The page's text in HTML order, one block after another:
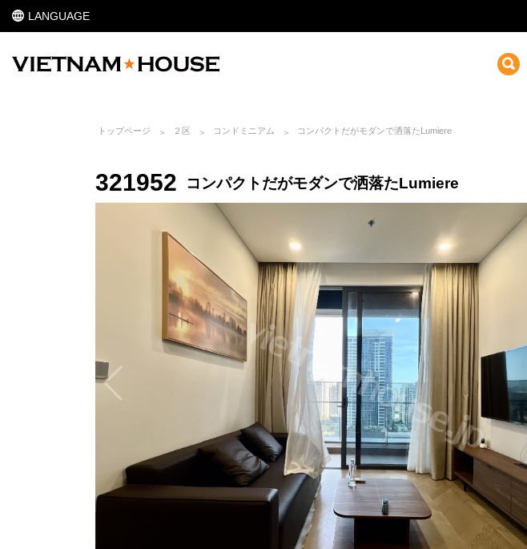
LANGUAGE
トップページ ２区 コンドミニアム コンパクトだがモダンで洒落たLumiere
321952 コンパクトだがモダンで洒落たLumiere